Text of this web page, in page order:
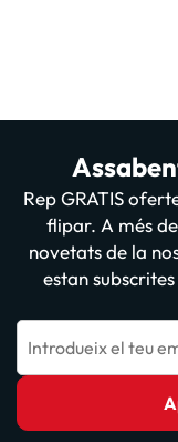
Rep GRATIS
flipar. A més
novetats de la
estan
Introdueix el teu